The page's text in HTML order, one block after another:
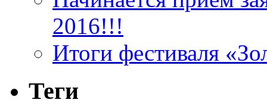
2016!!!
Итоги фестиваля
Теги